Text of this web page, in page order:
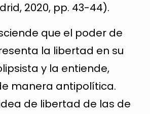
2020, pp. 43-44).
que el poder de
la libertad en su
y la entiende,
manera antipolítica.
de libertad de las de